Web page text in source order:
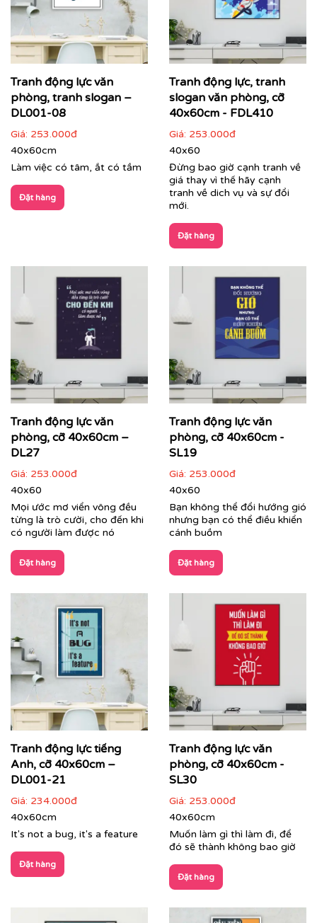
Cận cảnh tranh động lực do Printek sản xuất
Cận cảnh tranh động lực do Printek sản xuất
Tranh Văn Phòng:Đa dạng phong cách từ hiện đại, tối
giản đến nghệ thuật sáng tạo. Printek giúp định hình
không gian làm việc chuyên nghiệp, tạo ấn tượng mạnh
mẽ với đối tác, khách hàng ngay từ ánh nhìn đầu tiên,
đồng thời mang lại sự thư giãn cho nhân viên sau
những giờ làm việc căng thẳng.
Tranh phong cảnh treo phòng lãnh đạo
Dịch vụ in tranh theo yêu cầu – Dấu ấn độc bản của
doanh nghiệp:
Bạn muốn không gian mang đậm bản sắc thương hiệu?
Dịch vụin tranh theo yêu cầu
hiện thực hóa mọi ý tưởng:
Tranh động lực văn
phòng, tranh slogan –
DL001-08
Giá: 253.000đ
40x60cm
Làm việc có tâm, ắt có tầm
Đặt hàng
Tranh động lực, tranh
slogan văn phòng, cỡ
40x60cm - FDL410
Giá: 253.000đ
40x60
Đừng bao giờ cạnh tranh về
giá thay vì thế hãy cạnh
tranh về dich vụ và sự đổi
mới.
Đặt hàng
Tranh động lực văn
phòng, cỡ 40x60cm –
DL27
Giá: 253.000đ
40x60
Mọi ước mơ viển vông đều
từng là trò cười, cho đến khi
có người làm được nó
Đặt hàng
Tranh động lực văn
phòng, cỡ 40x60cm -
SL19
Giá: 253.000đ
40x60
Bạn không thể đổi hướng gió
nhưng bạn có thể điều khiển
cánh buồm
Đặt hàng
Tranh động lực tiếng
Anh, cỡ 40x60cm –
DL001-21
Giá: 234.000đ
40x60cm
It's not a bug, it's a feature
Đặt hàng
Tranh động lực văn
phòng, cỡ 40x60cm -
SL30
Giá: 253.000đ
40x60cm
Muốn làm gì thì làm đi, để
đó sẽ thành không bao giờ
Đặt hàng